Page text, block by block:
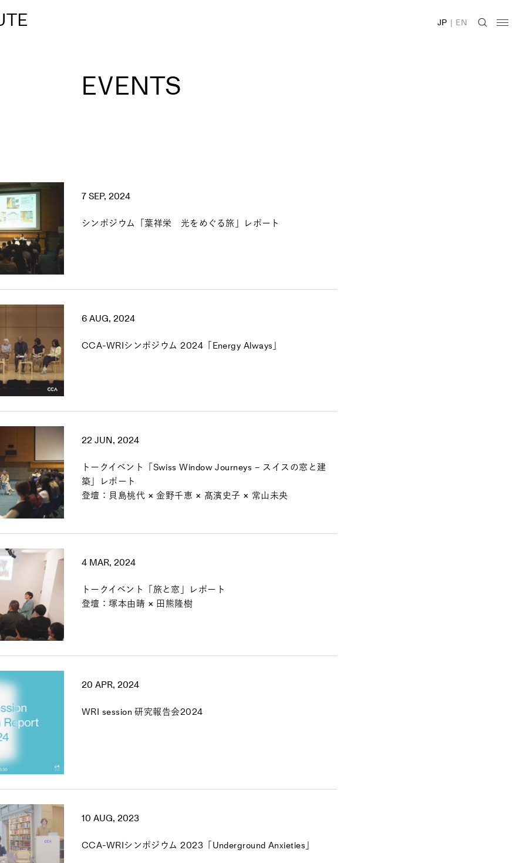
JP | EN
EVENTS
7 SEP, 2024
シンポジウム「葉祥栄 光をめぐる旅」レポート
6 AUG, 2024
CCA-WRIシンポジウム 2024「Energy Always」
22 JUN, 2024
トークイベント「Swiss Window Journeys – スイスの窓と建
築」レポート
登壇：貝島桃代 × 金野千恵 × 髙濱史子 × 常山未央
4 MAR, 2024
トークイベント「旅と窓」レポート
登壇：塚本由晴 × 田熊隆樹
20 APR, 2024
WRI session 研究報告会2024
10 AUG, 2023
CCA-WRIシンポジウム 2023「Underground Anxieties」